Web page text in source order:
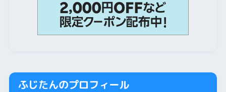
ふじたんのプロフィール